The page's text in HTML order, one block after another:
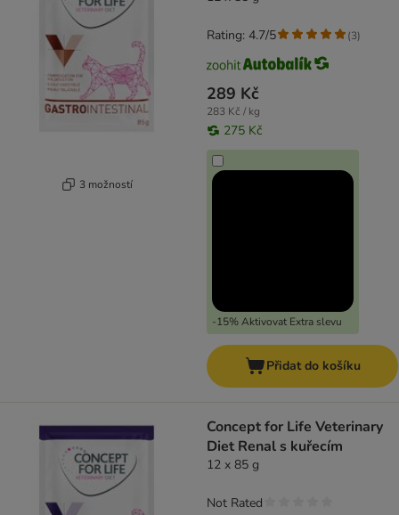
3 možností
289 Kč
283 Kč / kg
275 Kč
-15% Aktivovat Extra slevu
Rating: 4.7/5 (3)
Přidat do košíku
Concept for Life Veterinary
Diet Renal s kuřecím
12 x 85 g
Not Rated